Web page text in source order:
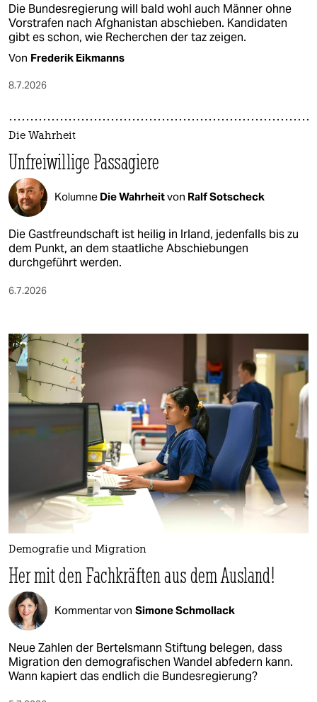
Die Bundesregierung will bald wohl auch Männer ohne
Vorstrafen nach Afghanistan abschieben. Kandidaten
gibt es schon, wie Recherchen der taz zeigen.
Von Frederik Eikmanns
8.7.2026
Die Wahrheit
Unfreiwillige Passagiere
Kolumne Die Wahrheitvon Ralf Sotscheck
Die Gastfreundschaft ist heilig in Irland, jedenfalls bis zu
dem Punkt, an dem staatliche Abschiebungen
durchgeführt werden.
6.7.2026
Demografie und Migration
Her mit den Fachkräften aus dem Ausland!
Kommentar von Simone Schmollack
Neue Zahlen der Bertelsmann Stiftung belegen, dass
Migration den demografischen Wandel abfedern kann.
Wann kapiert das endlich die Bundesregierung?